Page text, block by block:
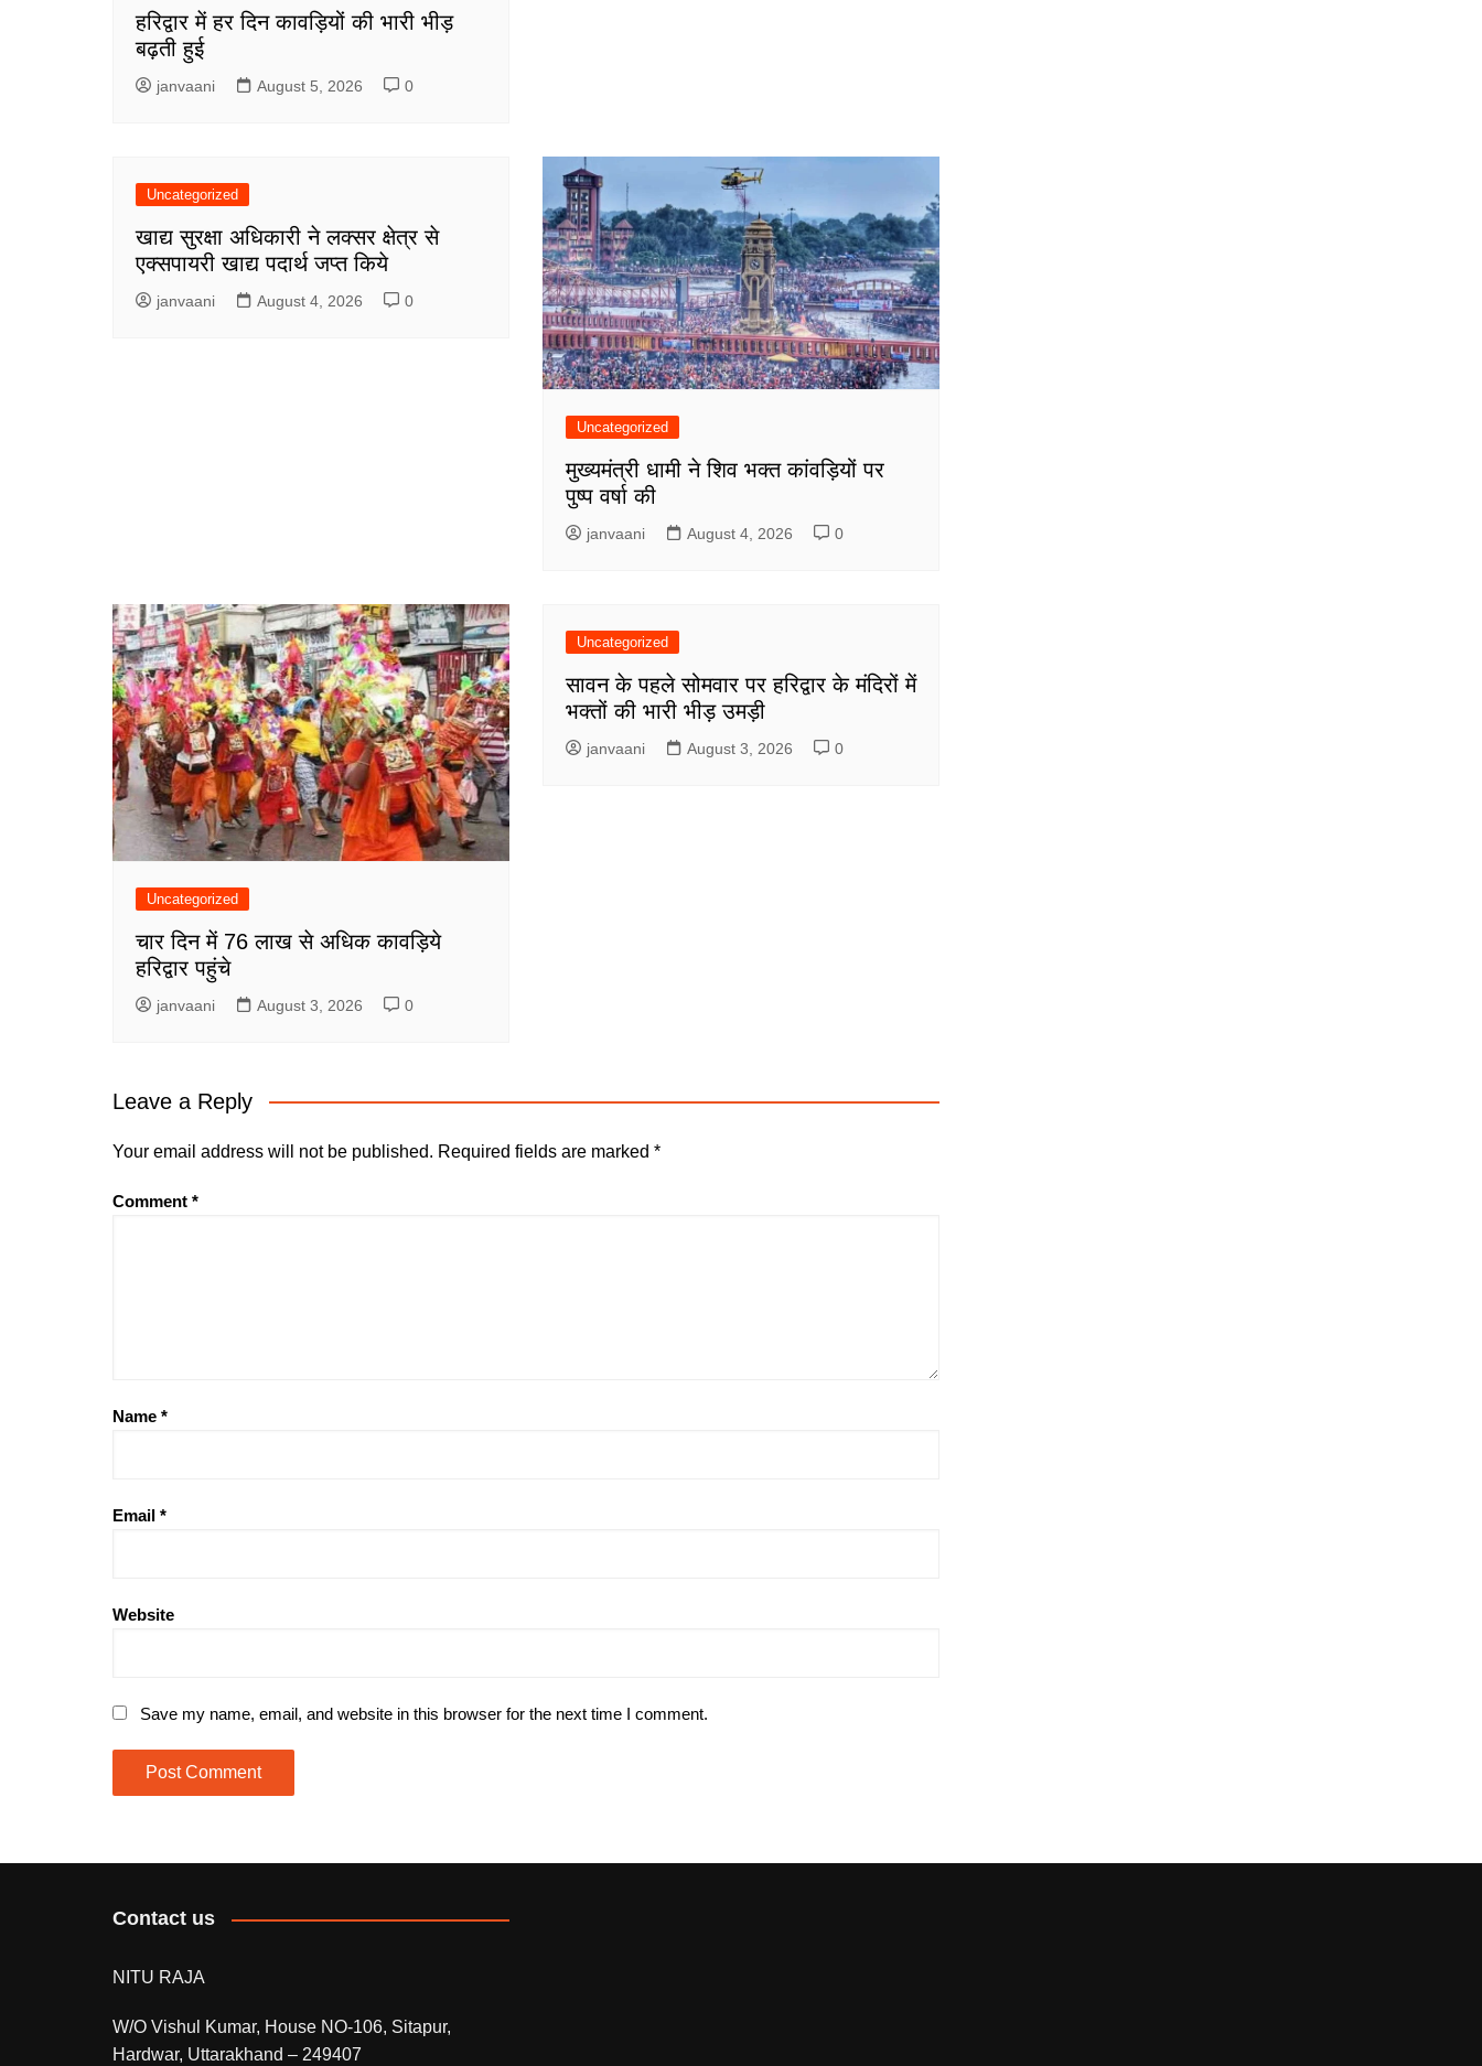
हरिद्वार में हर दिन कावड़ियों की भारी भीड़
बढ़ती हुई
janvaani August 5, 2026 0
Uncategorized
खाद्य सुरक्षा अधिकारी ने लक्सर क्षेत्र से
एक्सपायरी खाद्य पदार्थ जप्त किये
janvaani August 4, 2026 0
Uncategorized
मुख्यमंत्री धामी ने शिव भक्त कांवड़ियों पर
पुष्प वर्षा की
janvaani August 4, 2026 0
Uncategorized
चार दिन में 76 लाख से अधिक कावड़िये
हरिद्वार पहुंचे
janvaani August 3, 2026 0
Uncategorized
सावन के पहले सोमवार पर हरिद्वार के मंदिरों में
भक्तों की भारी भीड़ उमड़ी
janvaani August 3, 2026 0
Leave a Reply
Your email address will not be published. Required fields are marked *
Comment *
Name *
Email *
Website
Save my name, email, and website in this browser for the next time I comment.
Contact us
NITU RAJA
W/O Vishul Kumar, House NO-106, Sitapur,
Hardwar, Uttarakhand – 249407